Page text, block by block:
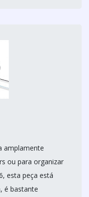
amplamente
ou para organizar
esta peça está
é bastante